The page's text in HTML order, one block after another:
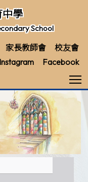
中學
School
家長教師會
校友會
Instagram Facebook